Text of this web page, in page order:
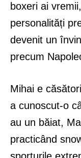
boxeri ai
personalități
devenit un
precum
Mihai e
a cunoscut-o
au un băiat,
practicând